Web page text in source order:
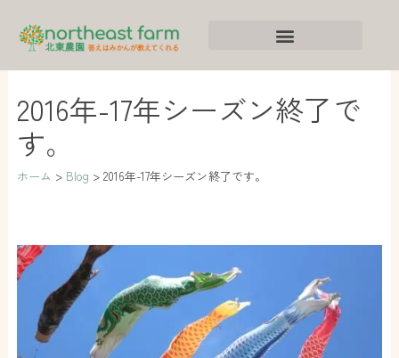
2016年-17年シーズン終了で
す。
ホーム Blog 2016年-17年シーズン終了です。
ー
カ
イ
ブ
テ
ゴ
リ
ー